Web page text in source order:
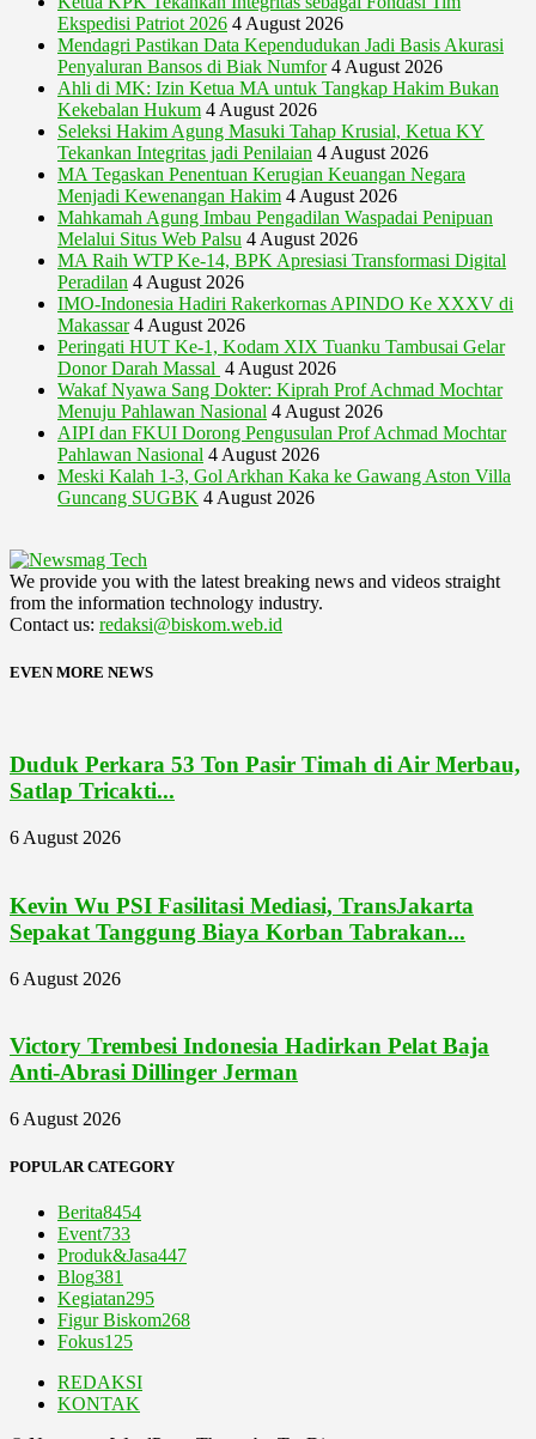
Ekspedisi Patriot 2026 4 August 2026
Mendagri Pastikan Data Kependudukan Jadi Basis Akurasi
Penyaluran Bansos di Biak Numfor 4 August 2026
Ahli di MK: Izin Ketua MA untuk Tangkap Hakim Bukan
Kekebalan Hukum 4 August 2026
Seleksi Hakim Agung Masuki Tahap Krusial, Ketua KY
Tekankan Integritas jadi Penilaian 4 August 2026
MA Tegaskan Penentuan Kerugian Keuangan Negara
Menjadi Kewenangan Hakim 4 August 2026
Mahkamah Agung Imbau Pengadilan Waspadai Penipuan
Melalui Situs Web Palsu 4 August 2026
MA Raih WTP Ke-14, BPK Apresiasi Transformasi Digital
Peradilan 4 August 2026
IMO-Indonesia Hadiri Rakerkornas APINDO Ke XXXV di
Makassar 4 August 2026
Peringati HUT Ke-1, Kodam XIX Tuanku Tambusai Gelar
Donor Darah Massal 4 August 2026
Wakaf Nyawa Sang Dokter: Kiprah Prof Achmad Mochtar
Menuju Pahlawan Nasional 4 August 2026
AIPI dan FKUI Dorong Pengusulan Prof Achmad Mochtar
Pahlawan Nasional 4 August 2026
Meski Kalah 1-3, Gol Arkhan Kaka ke Gawang Aston Villa
Guncang SUGBK 4 August 2026
We provide you with the latest breaking news and videos straight
from the information technology industry.
Contact us: redaksi@biskom.web.id
EVEN MORE NEWS
Duduk Perkara 53 Ton Pasir Timah di Air Merbau,
Satlap Tricakti...
6 August 2026
Kevin Wu PSI Fasilitasi Mediasi, TransJakarta
Sepakat Tanggung Biaya Korban Tabrakan...
6 August 2026
Victory Trembesi Indonesia Hadirkan Pelat Baja
Anti-Abrasi Dillinger Jerman
6 August 2026
POPULAR CATEGORY
Berita8454
Event733
Produk&Jasa447
Blog381
Kegiatan295
Figur Biskom268
Fokus125
REDAKSI
KONTAK